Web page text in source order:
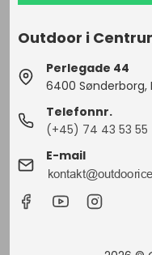
Outdoor i
Perlegade 44
6400 Sønderborg,
Telefonnr.
(+45) 74 43 53 55
E-mail